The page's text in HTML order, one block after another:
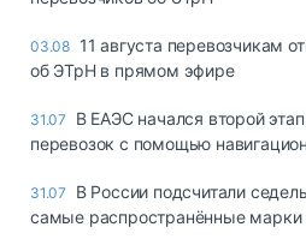
03.08 11 августа перевозчикам
об ЭТрН в прямом эфире
31.07
В ЕАЭС начался второй
перевозок с помощью
31.07
В России подсчитали
самые распространённые марки